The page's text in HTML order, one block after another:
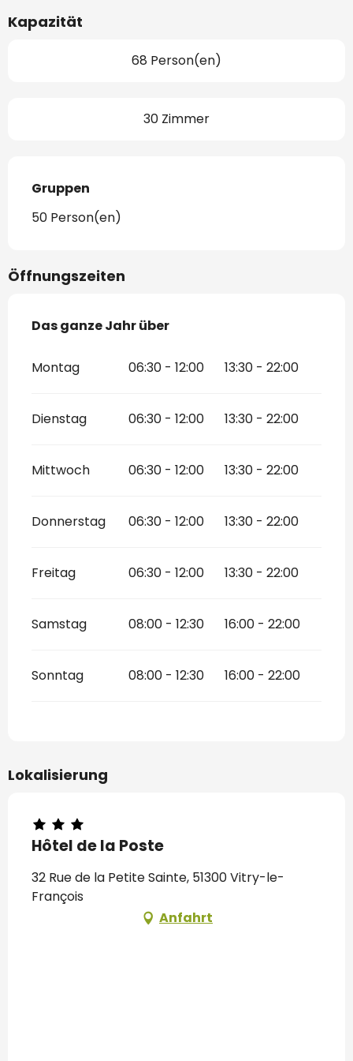
Kapazität
68 Person(en)
30 Zimmer
Gruppen
Gruppen
50 Person(en)
Öffnungszeiten
Das ganze Jahr über
Das ganze Jahr über
Montag 06:30 - 12:00 13:30 - 22:00
Dienstag 06:30 - 12:00 13:30 - 22:00
Mittwoch 06:30 - 12:00 13:30 - 22:00
Donnerstag 06:30 - 12:00 13:30 - 22:00
Freitag 06:30 - 12:00 13:30 - 22:00
Samstag 08:00 - 12:30 16:00 - 22:00
Sonntag 08:00 - 12:30 16:00 - 22:00
Lokalisierung
Hôtel de la Poste
32 Rue de la Petite Sainte, 51300 Vitry-le-
François
Anfahrt